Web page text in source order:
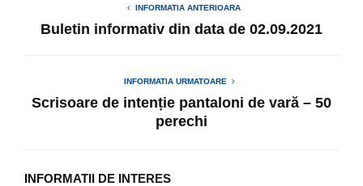
INFORMATIA ANTERIOARA
Buletin informativ din data de 02.09.2021
INFORMATIA URMATOARE
Scrisoare de intenție pantaloni de vară – 50
perechi
INFORMATII DE INTERES